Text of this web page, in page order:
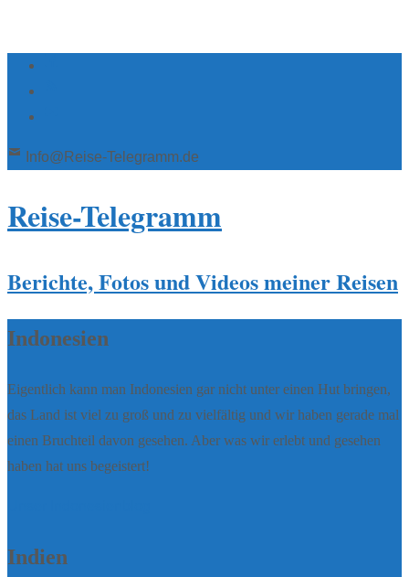
Info@Reise-Telegramm.de
Reise-Telegramm
Berichte, Fotos und Videos meiner Reisen
Indonesien
Eigentlich kann man Indonesien gar nicht unter einen Hut bringen,
das Land ist viel zu groß und zu vielfältig und wir haben gerade mal
einen Bruchteil davon gesehen. Aber was wir erlebt und gesehen
haben hat uns begeistert!
Indien